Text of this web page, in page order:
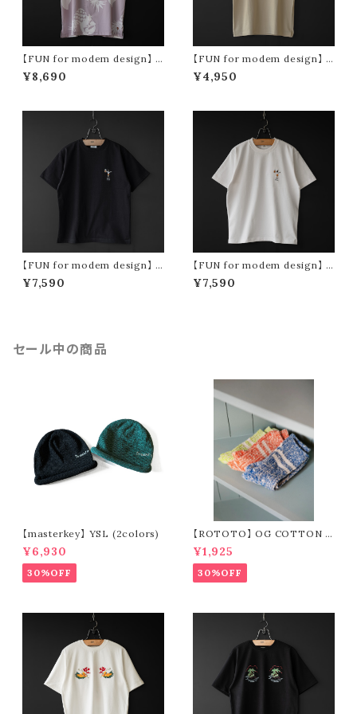
【FUN for modem design】 p
ine oji s/s shirt (pink)
¥8,690
【FUN for modem design】 p
achypodium oji tee (sand)
¥4,950
【FUN for modem design】 b
eer & gyoza ojisan tee -us
a cotton- (black)
¥7,590
【FUN for modem design】 b
eer & gyoza ojisan tee -us
a cotton- (white)
¥7,590
セール中の商品
【masterkey】 YSL (2colors)
¥6,930
30%OFF
【ROTOTO】 OG COTTON S
¥1,925
30%OFF